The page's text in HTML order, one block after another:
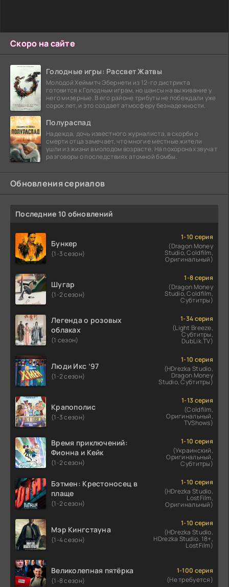
Скоро на сайте
Голодные игры: Рассвет Жатвы
Молодой Хеймитч Эбернети из 12-го дистрикта
готовится к Голодным играм, но шансы на выживание у
него мизерные. В его районе трибуты не побеждали уже
сорок лет, и это создает атмосферу безнадежности.
Полураспад
Надежда, дочь известного журналиста, в скорби о
смерти отца замечает, что многие местные жители
ушли из жизни в молодом возрасте. На похоронах звучат
разговоры о последствиях атомной бомбы.
Обновления сериалов
Последние 10 обновлений
Бункер
(1-3 сезон)
1-10 серия
(Dragon Money
Studio, Coldfilm,
Оригинальный)
Шугар
(1-2 сезон)
1-8 серия
(Dragon Money
Studio, Coldfilm,
Субтитры)
Легенда о розовых
облаках
(1 сезон)
1-34 серия
(Light Breeze,
Субтитры,
DubLik.TV)
Люди Икс ’97
(1-2 сезон)
1-10 серия
(HDrezka Studio,
Dragon Money
Studio, Субтитры)
Крапополис
(1-3 сезон)
1-13 серия
(Coldfilm,
Оригинальный,
TVShows)
Время приключений:
Фионна и Кейк
(1-2 сезон)
1-10 серия
(Украинский,
Оригинальный,
Субтитры)
Бэтмен: Крестоносец в
плаще
(1-2 сезон)
1-10 серия
(HDrezka Studio,
LostFilm,
Оригинальный)
Мэр Кингстауна
(1-4 сезон)
1-10 серия
(HDrezka Studio,
HDrezka Studio. 18+,
LostFilm)
Великолепная пятёрка
(1-8 сезон)
1-100 серия
(Не требуется)